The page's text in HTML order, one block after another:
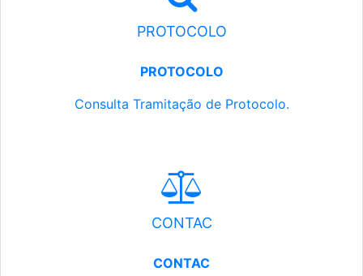
PROTOCOLO
PROTOCOLO
Consulta Tramitação de Protocolo.
CONTAC
CONTAC